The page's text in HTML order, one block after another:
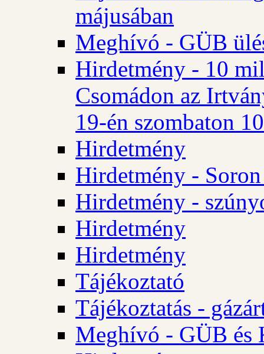
májusában
Meghívó - GÜB
Hirdetmény - 10
Csomádon az
19-én szombaton
Hirdetmény
Hirdetmény -
Hirdetmény -
Hirdetmény
Hirdetmény
Tájékoztató
Tájékoztatás -
Meghívó - GÜB és